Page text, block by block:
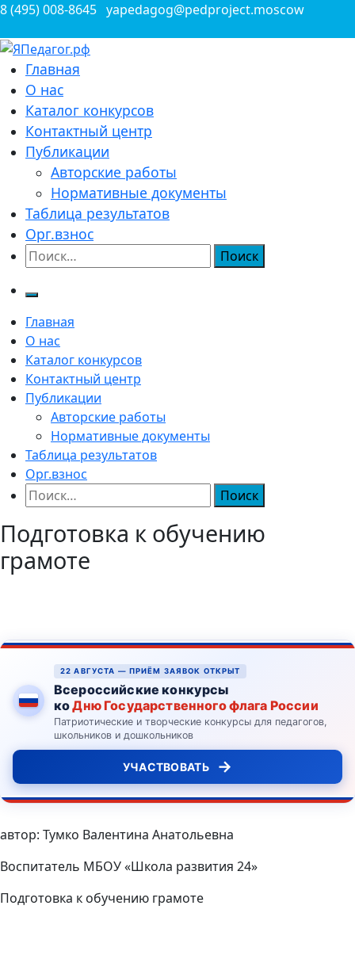
Перейти
содержимому
8 (495) 008-8645 yapedagog@pedproject.moscow
ЯПедагог.рф
Всероссийские конкурсы для педагогов
Главная
О нас
Каталог конкурсов
Контактный центр
Публикации
Авторские работы
Нормативные документы
Таблица результатов
Орг.взнос
Найти:
Главная
О нас
Каталог конкурсов
Контактный центр
Публикации
Авторские работы
Нормативные документы
Таблица результатов
Орг.взнос
Найти:
Подготовка к обучению
грамоте
22 АВГУСТА — ПРИЁМ ЗАЯВОК ОТКРЫТ
Всероссийские конкурсы
коДню Государственного флага России
Патриотические и творческие конкурсы для педагогов,
школьников и дошкольников
УЧАСТВОВАТЬ →
автор: Тумко Валентина Анатольевна
Воспитатель МБОУ «Школа развития 24»
Подготовка к обучению грамоте